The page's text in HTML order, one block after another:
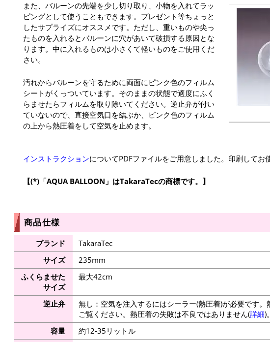
また、バルーンの先端を少し切り取り、小物を入れてラッ
ピングとして使うこともできます。プレゼント等ちょっと
したサプライズにオススメです。ただし、重いものや尖っ
たものを入れるとバルーンに穴があいて破損する原因とな
ります。中に入れるものは小さくて軽いものをご使用くだ
さい。
汚れからバルーンを守るために両面にピンク色のフィルム
シートがくっついています。そのままの状態で適度にふく
らませたらフィルムを取り除いてください。逆止弁が付い
ていないので、直接空気口を結ぶか、ピンク色のフィルム
の上から熱圧着をして空気を止めます。
インストラクションについてPDFファイルをご用意しました。印刷してお
(*)「AQUA BALLOON」はTakaraTecの商標です。
商品仕様
ブランド
TakaraTec
サイズ
235mm
ふくらませた
サイズ
最大42cm
逆止弁 無し：空気を注入するにはシーラー(熱圧着)が必要です。
ご覧ください。熱圧着の失敗は不良ではありません(詳細)。
容量
約12-35リットル